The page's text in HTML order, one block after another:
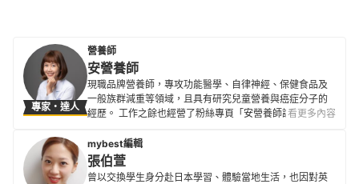
專家・達人
營養師
安營養師
現職品牌營養師，專攻功能醫學、自律神經、保健食品及
一般族群減重等領域，且具有研究兒童營養與癌症分子的
經歷。 工作之餘也經營了粉絲專頁「安營養師說營養」，
養，並歡迎所有對營養學有興趣的人前往粉絲專頁聊聊
天。
安營養師的簡介
看更多內容
mybest編輯
張伯萱
曾以交換學生身分赴日本學習、體驗當地生活，也因對英